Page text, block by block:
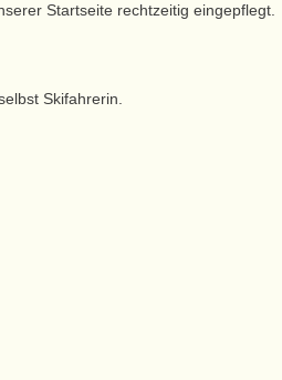
Startseite rechtzeitig eingepflegt.
Skifahrerin.